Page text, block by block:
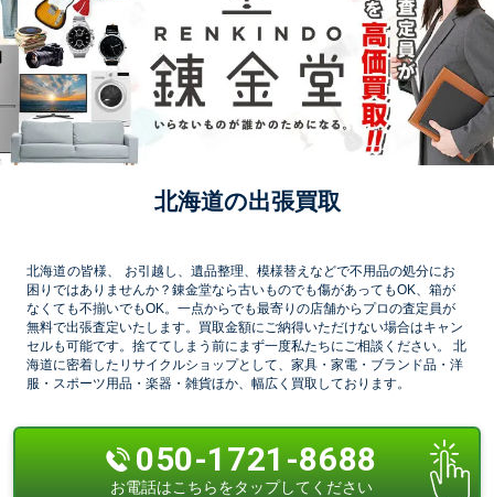
北海道の出張買取
北海道の皆様、 お引越し、遺品整理、模様替えなどで不用品の処分にお
困りではありませんか？錬金堂なら古いものでも傷があってもOK、箱が
なくても不揃いでもOK。一点からでも最寄りの店舗からプロの査定員が
無料で出張査定いたします。買取金額にご納得いただけない場合はキャン
セルも可能です。捨ててしまう前にまず一度私たちにご相談ください。 北
海道に密着したリサイクルショップとして、家具・家電・ブランド品・洋
服・スポーツ用品・楽器・雑貨ほか、幅広く買取しております。
050-1721-8688
お電話はこちらをタップしてください